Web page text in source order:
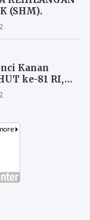
(SHM).
Kanan
ke-81 RI,